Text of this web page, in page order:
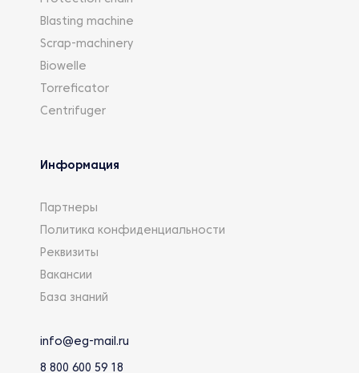
Blasting machine
Scrap-machinery
Biowelle
Torreficator
Centrifuger
Информация
Партнеры
Политика конфиденциальности
Реквизиты
Вакансии
База знаний
info@eg-mail.ru
8 800 600 59 18